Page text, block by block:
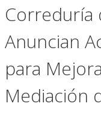
Correduría
Anuncian
para
Mediación